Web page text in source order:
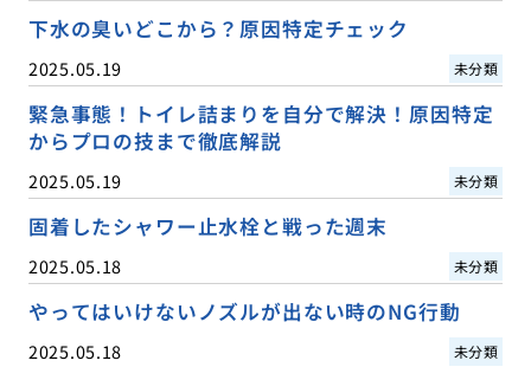
下水の臭いどこから？原因特定チェック
2025.05.19 未分類
緊急事態！トイレ詰まりを自分で解決！原因特定
からプロの技まで徹底解説
2025.05.19 未分類
固着したシャワー止水栓と戦った週末
2025.05.18 未分類
やってはいけないノズルが出ない時のNG行動
2025.05.18 未分類